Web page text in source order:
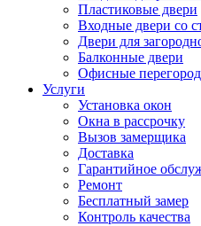
Пластиковые двери
Входные двери со
Двери для
Балконные двери
Офисные
Услуги
Установка окон
Окна в рассрочку
Вызов замерщика
Доставка
Гарантийное
Ремонт
Бесплатный замер
Контроль качества